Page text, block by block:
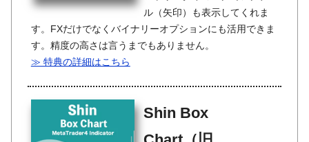
ル（矢印）も表示してくれま
す。FXだけでなくバイナリーオプションにも活用できま
す。精度の高さは言うまでもありません。
≫ 特典の詳細はこちら
Shin Box